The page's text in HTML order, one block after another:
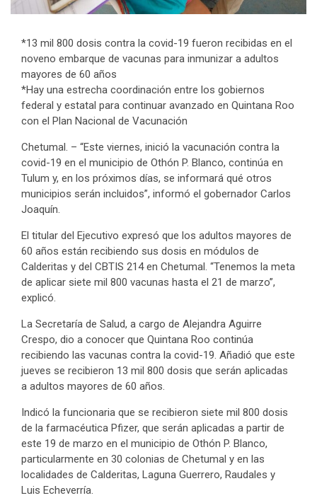
*13 mil 800 dosis contra la covid-19 fueron recibidas en el
noveno embarque de vacunas para inmunizar a adultos
mayores de 60 años
*Hay una estrecha coordinación entre los gobiernos
federal y estatal para continuar avanzado en Quintana Roo
con el Plan Nacional de Vacunación
Chetumal. – “Este viernes, inició la vacunación contra la
covid-19 en el municipio de Othón P. Blanco, continúa en
Tulum y, en los próximos días, se informará qué otros
municipios serán incluidos”, informó el gobernador Carlos
Joaquín.
El titular del Ejecutivo expresó que los adultos mayores de
60 años están recibiendo sus dosis en módulos de
Calderitas y del CBTIS 214 en Chetumal. “Tenemos la meta
de aplicar siete mil 800 vacunas hasta el 21 de marzo”,
explicó.
La Secretaría de Salud, a cargo de Alejandra Aguirre
Crespo, dio a conocer que Quintana Roo continúa
recibiendo las vacunas contra la covid-19. Añadió que este
jueves se recibieron 13 mil 800 dosis que serán aplicadas
a adultos mayores de 60 años.
Indicó la funcionaria que se recibieron siete mil 800 dosis
de la farmacéutica Pfizer, que serán aplicadas a partir de
este 19 de marzo en el municipio de Othón P. Blanco,
particularmente en 30 colonias de Chetumal y en las
localidades de Calderitas, Laguna Guerrero, Raudales y
Luis Echeverría.